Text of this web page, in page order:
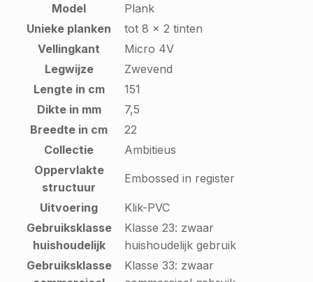
Model
Plank
Unieke planken
tot 8 x 2 tinten
Vellingkant
Micro 4V
Legwijze
Zwevend
Lengte in cm
151
Dikte in mm
7,5
Breedte in cm
22
Collectie
Ambitieus
Oppervlakte
structuur
Embossed in register
Uitvoering
Klik-PVC
Gebruiksklasse
huishoudelijk
Klasse 23: zwaar
huishoudelijk gebruik
Gebruiksklasse
Klasse 33: zwaar